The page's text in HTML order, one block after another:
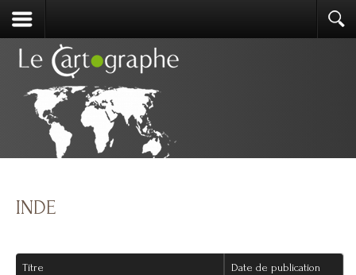
INDE
Titre Date de publication